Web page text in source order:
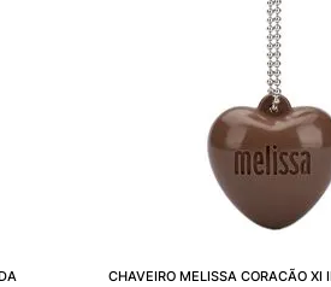
CHAVEIRO MELISSA CORACÃO XI